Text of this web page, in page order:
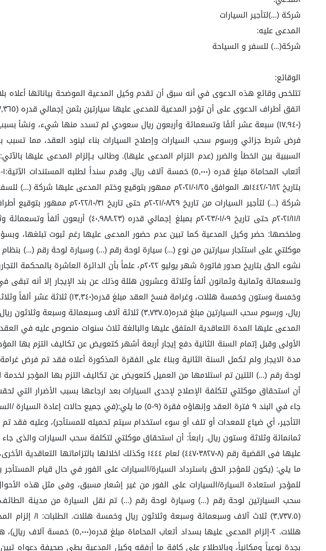
شركة (...)لتأجير السيارات
المدعى عليه:
شركة(...) للسفر و السياحة
الوقائع:
فرض شرط جزائي ورسوم سحب السيارات وإصلاح السيارات بناء لبنود العقد، مما تسبب
موكلتي على استئجار سيارتين من نوع (...) سيارة لوحة رقم (...) وسيارة لوحة رقم (...) بنظام
ريال، ورسوم سحب السيارتين مبلغ قدره(٣,٧٣٧.٥) ثلاثة
الأولى وقبل إتمام السنة الثانية دفع إيجار أربعة أشهر كتعويض عن تكاليف التزم بها
مدة الايجار ولم تكمل السنة الثانية وبناءً على الفقرة المذكورة أعلاه فقد تم فرض
أن استحقاق موكلتي لتكلفة الإصلاح لإحدى السيارات بعد ارجاعها بسبب الأضرار
جاء في البند ٩ فترة العقد وإنهاؤه فقرة (٩-٥) ما
ثمانمائة وثلاثة وستون ريال. رابعاً: أن استحقاق موكلتي لتكلفة سحب السيارات والذى
ما يلي: (يكون للمؤجر الحق باسترداد السيارة/السيارات على الفور في حال قيام
للمؤجر استعادة السيارة/السيارات على الفور من غير إشعار مسبق، وفى مثل هذه
هللات. ٢-إلزام المدعى عليها
بجدة نوعياً ومكانياً، وبالاطلاع على كافة ما أرفقه وكيل المدعية بطي صحيفة دعواه